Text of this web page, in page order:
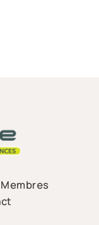
Membres